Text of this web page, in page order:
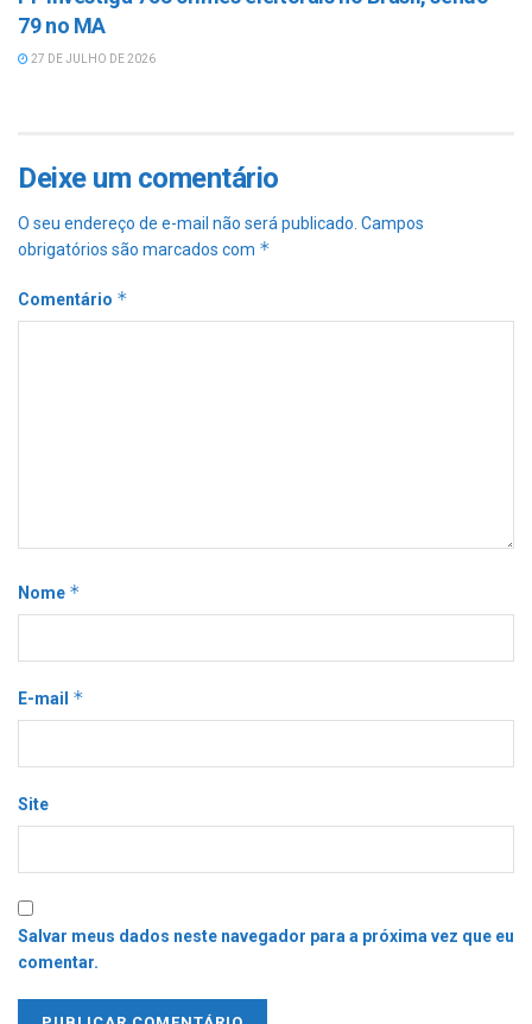
79 no MA
27 DE JULHO DE 2026
Deixe um comentário
O seu endereço de e-mail não será publicado. Campos
obrigatórios são marcados com *
Comentário *
Nome *
E-mail *
Site
Salvar meus dados neste navegador para a próxima vez que eu
comentar.